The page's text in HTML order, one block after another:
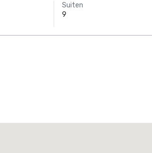
Suiten
9